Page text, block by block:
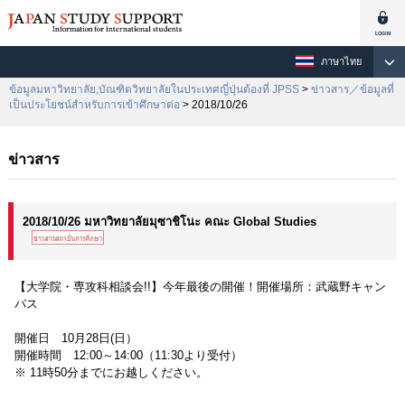
ภาษาไทย
ข้อมูลมหาวิทยาลัย,บัณฑิตวิทยาลัยในประเทศญี่ปุ่นต้องที่ JPSS > ข่าวสาร／ข้อมูลที่
เป็นประโยชน์สำหรับการเข้าศึกษาต่อ > 2018/10/26
ข่าวสาร
2018/10/26 มหาวิทยาลัยมุซาชิโนะ คณะ Global Studies
【大学院・専攻科相談会!!】今年最後の開催！開催場所：武蔵野キャン
パス
開催日 10月28日(日）
開催時間 12:00～14:00（11:30より受付）
※ 11時50分までにお越しください。